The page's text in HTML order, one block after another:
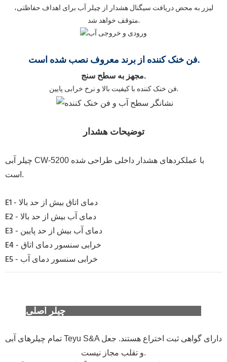
لیزر به محض دریافت سیگنال هشدار از چیلر آب برای اهداف حفاظتی،
متوقف خواهد شد.
فن خنک کننده از برند معروف نصب شده است.
مجهز به سطح سنج.
فن خنک کننده با کیفیت بالا و نرخ خرابی پایین.
توضیحات هشدار
چیلر آبی CW-5200 با عملکردهای هشدار داخلی طراحی شده
است.
E1 - دمای اتاق بیش از حد بالا
E2 - دمای آب بیش از حد بالا
E3 - دمای آب بیش از حد پایین
E4 - خرابی سنسور دمای اتاق
E5 - خرابی سنسور دمای آب
تمام چیلرهای آبی Teyu S&A دارای گواهی ثبت اختراع هستند. جعل
و تقلب مجاز نیست.